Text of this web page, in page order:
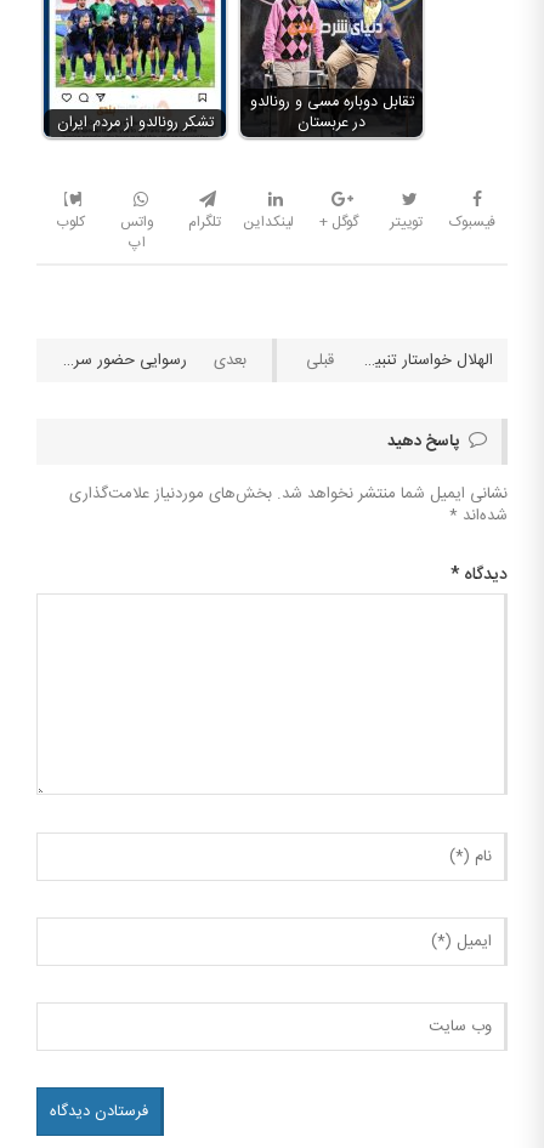
تشکر رونالدو از مردم ایران
تقابل دوباره مسی و رونالدو
در عربستان
فیسبوک توییتر گوگل + لینکداین تلگرام
واتس
اپ
کلوب
الهلال خواستار تنبیه شدید CR۷ شد رسوایی حضور سرمربی یوونتوس در کازینو
پاسخ دهید
نشانی ایمیل شما منتشر نخواهد شد. بخش‌های موردنیاز علامت‌گذاری
شده‌اند *
دیدگاه *